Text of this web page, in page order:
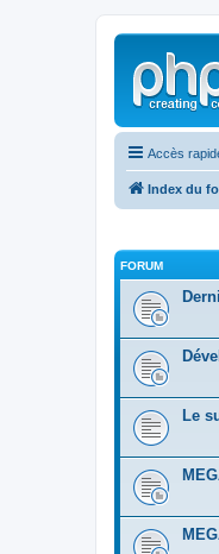
Accès
Index du
FORUM
Le